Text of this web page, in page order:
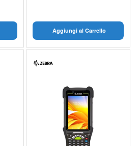
Aggiungi al Carrello